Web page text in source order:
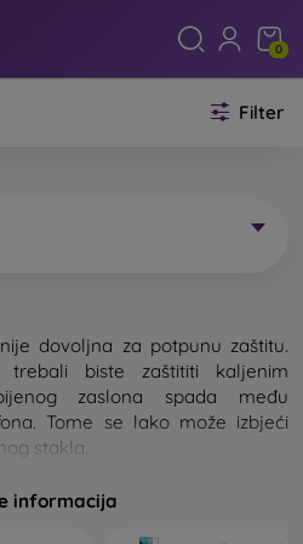
0
Filter
nije dovoljna za potpunu zaštitu.
biste zaštititi kaljenim
zaslona spada među
Tome se lako može izbjeći
stakla
ne postoji, ali u većini slučajeva
informacija